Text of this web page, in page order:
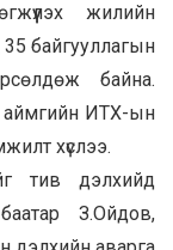
жилийн
байгууллагын
байна.
аймгийн ИТХ-ын
хүслээ.
тив дэлхийд
З.Ойдов,